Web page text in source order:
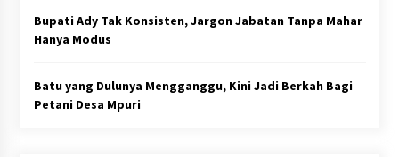
Bupati Ady Tak Konsisten, Jargon Jabatan Tanpa Mahar
Hanya Modus
Batu yang Dulunya Mengganggu, Kini Jadi Berkah Bagi
Petani Desa Mpuri